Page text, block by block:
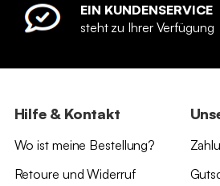
EIN KUNDENSERVICE
steht zu Ihrer Verfügung
Hilfe & Kontakt
Wo ist meine Bestellung?
Retoure und Widerruf